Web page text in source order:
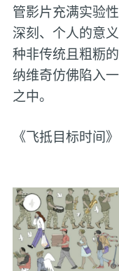
管影片充满实验
深刻、个人的意
种非传统且粗粝
纳维奇仿佛陷入
之中。
《飞抵目标时间